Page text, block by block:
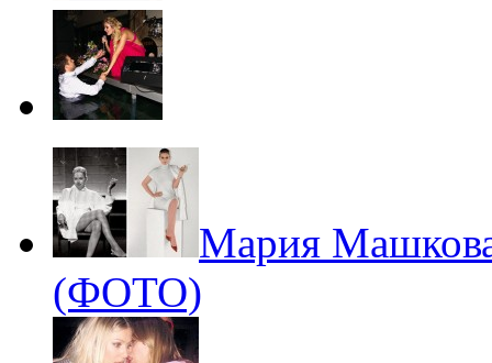
Мария
(ФОТО)